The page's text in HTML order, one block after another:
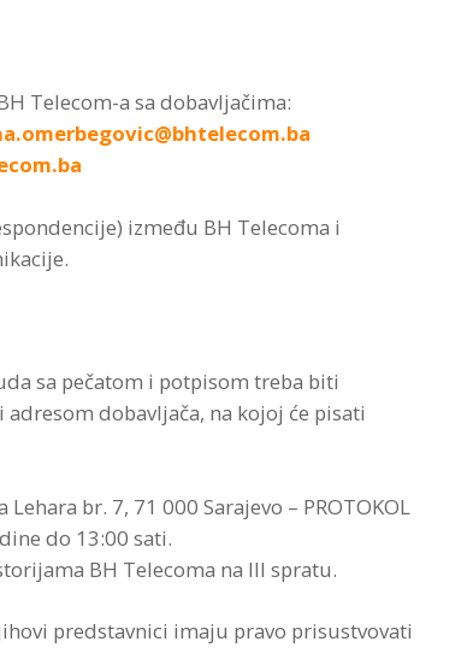
Telecom-a sa dobavljačima:
između BH Telecoma i
sa pečatom i potpisom treba biti
dobavljača, na kojoj će pisati
br. 7, 71 000 Sarajevo – PROTOKOL
do 13:00 sati.
BH Telecoma na III spratu.
predstavnici imaju pravo prisustvovati